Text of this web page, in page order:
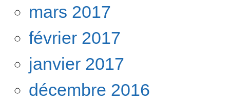
mars 2017
février 2017
janvier 2017
décembre 2016